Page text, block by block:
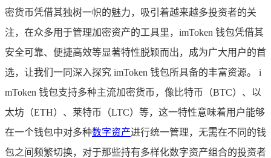
密货币凭借其独树一帜的魅力，吸引着越来越多投资者的关
注，在众多用于管理加密资产的工具里，imToken 钱包凭借其
安全可靠、便捷高效等显著特性脱颖而出，成为广大用户的首
选，让我们一同深入探究 imToken 钱包所具备的丰富资源。 i
mToken 钱包支持多种主流加密货币，像比特币（BTC）、以
太坊（ETH）、莱特币（LTC）等，这一特性意味着用户能够
在一个钱包中对多种数字资产进行统一管理，无需在不同的钱
包之间频繁切换，对于那些持有多样化数字资产组合的投资者